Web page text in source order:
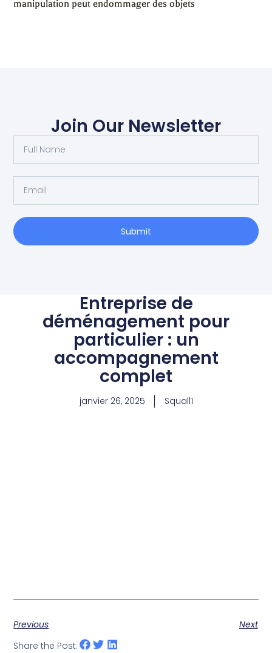
manipulation peut endommager des objets
Join Our Newsletter
Submit
Entreprise de
déménagement pour
particulier : un
accompagnement
complet
janvier 26, 2025 Squall1
Previous
Next
Share the Post: